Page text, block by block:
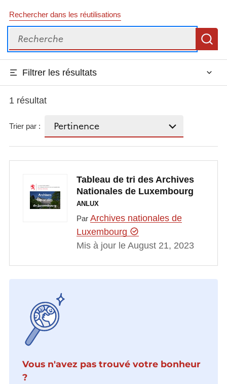
Rechercher dans les réutilisations
Recherche
Filtrer les résultats
1 résultat
Trier par :
Tableau de tri des Archives
Nationales de Luxembourg
ANLUX
Par Archives nationales de
Luxembourg
Mis à jour le August 21, 2023
Vous n'avez pas trouvé votre bonheur
?